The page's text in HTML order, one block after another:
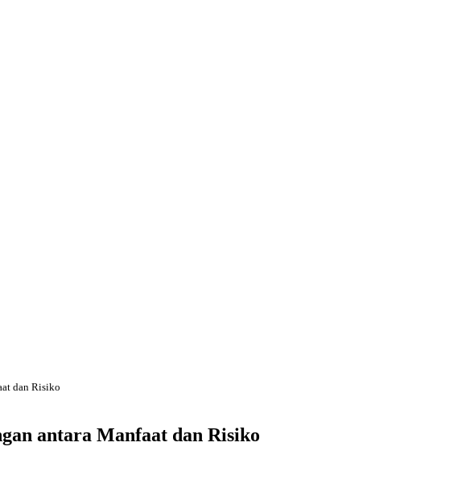
dan Risiko
antara Manfaat dan Risiko